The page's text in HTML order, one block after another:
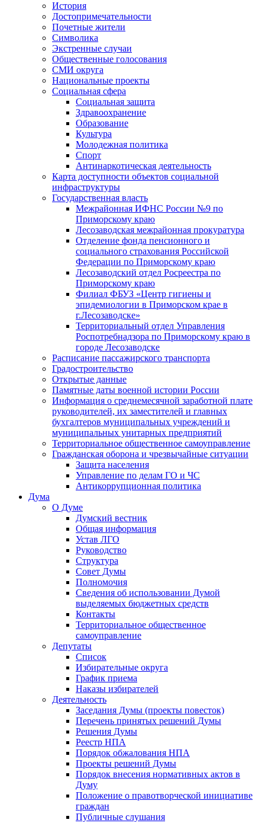
История
Достопримечательности
Почетные жители
Символика
Экстренные случаи
Общественные голосования
СМИ округа
Национальные проекты
Социальная сфера
Социальная защита
Здравоохранение
Образование
Культура
Молодежная политика
Спорт
Антинаркотическая деятельность
Карта доступности объектов социальной
инфраструктуры
Государственная власть
Межрайонная ИФНС России №9 по
Приморскому краю
Лесозаводская межрайонная прокуратура
Отделение фонда пенсионного и
социального страхования Российской
Федерации по Приморскому краю
Лесозаводский отдел Росреестра по
Приморскому краю
Филиал ФБУЗ «Центр гигиены и
эпидемиологии в Приморском крае в
г.Лесозаводске»
Территориальный отдел Управления
Роспотребнадзора по Приморскому краю в
городе Лесозаводске
Расписание пассажирского транспорта
Градостроительство
Открытые данные
Памятные даты военной истории России
Информация о среднемесячной заработной плате
руководителей, их заместителей и главных
бухгалтеров муниципальных учреждений и
муниципальных унитарных предприятий
Территориальное общественное самоуправление
Гражданская оборона и чрезвычайные ситуации
Защита населения
Управление по делам ГО и ЧС
Антикоррупционная политика
Дума
О Думе
Думский вестник
Общая информация
Устав ЛГО
Руководство
Структура
Совет Думы
Полномочия
Сведения об использовании Думой
выделяемых бюджетных средств
Контакты
Территориальное общественное
самоуправление
Депутаты
Список
Избирательные округа
График приема
Наказы избирателей
Деятельность
Заседания Думы (проекты повесток)
Перечень принятых решений Думы
Решения Думы
Реестр НПА
Порядок обжалования НПА
Проекты решений Думы
Порядок внесения нормативных актов в
Думу
Положение о правотворческой инициативе
граждан
Публичные слушания